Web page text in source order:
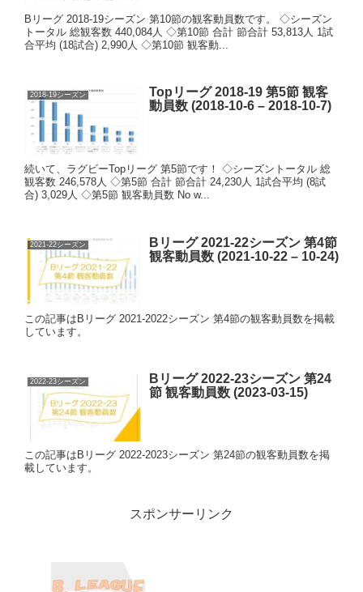
Bリーグ 2018-19シーズン 第10節の観客動員数です。 ◇シーズン
トータル 総観客数 440,084人 ◇第10節 合計 節合計 53,813人 1試
合平均 (18試合) 2,990人 ◇第10節 観客動...
2018-19シーズン
Topリーグ 2018-19 第5節 観客
動員数 (2018-10-6 – 2018-10-7)
続いて、ラグビーTopリーグ 第5節です！ ◇シーズントータル 総
観客数 246,578人 ◇第5節 合計 節合計 24,230人 1試合平均 (8試
合) 3,029人 ◇第5節 観客動員数 No w...
2021-22シーズン
Bリーグ 2021-22シーズン 第4節
観客動員数 (2021-10-22 – 10-24)
この記事はBリーグ 2021-2022シーズン 第4節の観客動員数を掲載
しています。
2022-23シーズン
Bリーグ 2022-23シーズン 第24
節 観客動員数 (2023-03-15)
この記事はBリーグ 2022-2023シーズン 第24節の観客動員数を掲
載しています。
スポンサーリンク